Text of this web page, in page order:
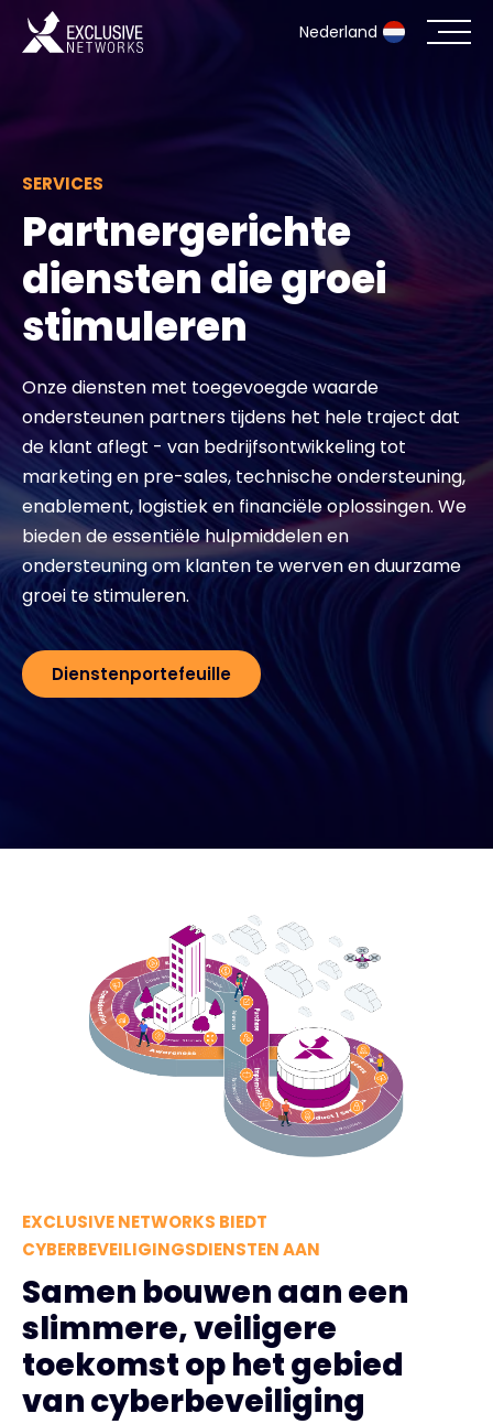
Nederland
Ecosysteem
Resources
Bedrijf
Partner Portal
Exclusive Access Inloggen
Exclusive Access - Meer informatie
Neem contact op met
#weareexclusive
SERVICES
Partnergerichte
diensten die groei
stimuleren
Onze diensten met toegevoegde waarde
ondersteunen partners tijdens het hele traject dat
de klant aflegt - van bedrijfsontwikkeling tot
marketing en pre-sales, technische ondersteuning,
enablement, logistiek en financiële oplossingen. We
bieden de essentiële hulpmiddelen en
ondersteuning om klanten te werven en duurzame
groei te stimuleren.
Dienstenportefeuille
EXCLUSIVE NETWORKS BIEDT
CYBERBEVEILIGINGSDIENSTEN AAN
Samen bouwen aan een
slimmere, veiligere
toekomst op het gebied
van cyberbeveiliging